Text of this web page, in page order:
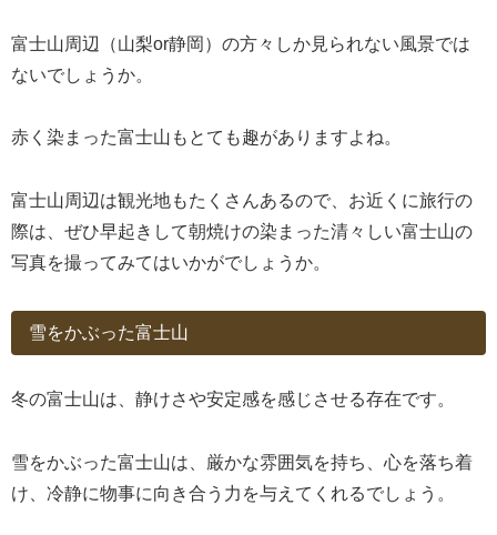
富士山周辺（山梨or静岡）の方々しか見られない風景では
ないでしょうか。
赤く染まった富士山もとても趣がありますよね。
富士山周辺は観光地もたくさんあるので、お近くに旅行の
際は、ぜひ早起きして朝焼けの染まった清々しい富士山の
写真を撮ってみてはいかがでしょうか。
雪をかぶった富士山
冬の富士山は、静けさや安定感を感じさせる存在です。
雪をかぶった富士山は、厳かな雰囲気を持ち、心を落ち着
け、冷静に物事に向き合う力を与えてくれるでしょう。